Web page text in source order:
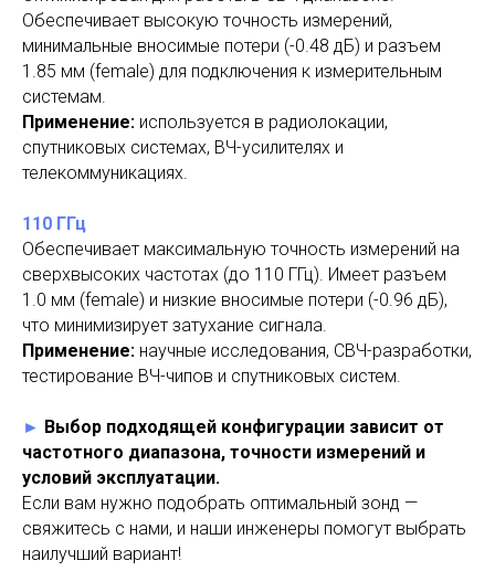
Обеспечивает высокую точность измерений,
минимальные вносимые потери (-0.48 дБ) и разъем
1.85 мм (female) для подключения к измерительным
системам.
Применение: используется в радиолокации,
спутниковых системах, ВЧ-усилителях и
телекоммуникациях.
110 ГГц
Обеспечивает максимальную точность измерений на
сверхвысоких частотах (до 110 ГГц). Имеет разъем
1.0 мм (female) и низкие вносимые потери (-0.96 дБ),
что минимизирует затухание сигнала.
Применение: научные исследования, СВЧ-разработки,
тестирование ВЧ-чипов и спутниковых систем.
► Выбор подходящей конфигурации зависит от
частотного диапазона, точности измерений и
условий эксплуатации.
Если вам нужно подобрать оптимальный зонд —
свяжитесь с нами, и наши инженеры помогут выбрать
наилучший вариант!